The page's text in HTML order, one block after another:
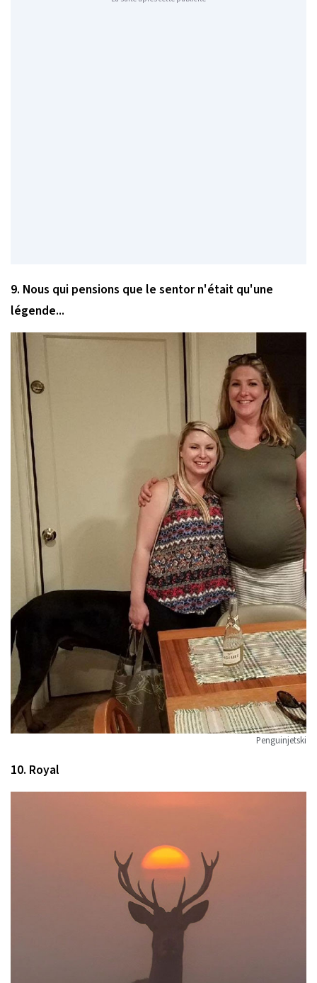
9. Nous qui pensions que le sentor n'était qu'une
légende...
Penguinjetski
10. Royal